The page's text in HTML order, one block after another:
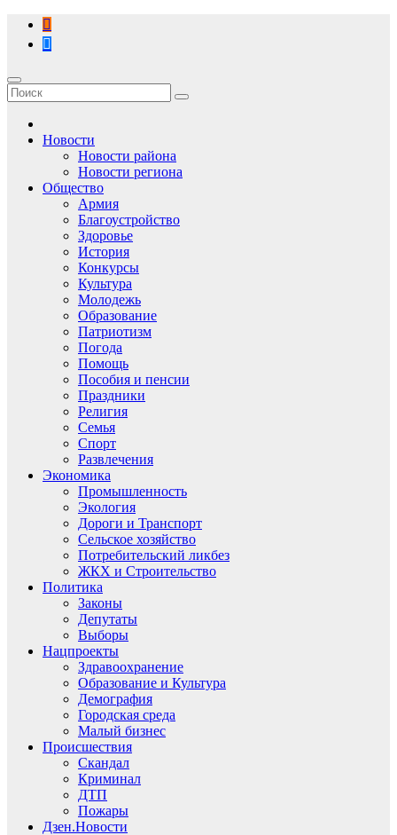
Перейти
содержимому
Новости
Новости района
Новости региона
Общество
Армия
Благоустройство
Здоровье
История
Конкурсы
Культура
Молодежь
Образование
Патриотизм
Погода
Помощь
Пособия и пенсии
Праздники
Религия
Семья
Спорт
Развлечения
Экономика
Промышленность
Экология
Дороги и Транспорт
Сельское хозяйство
Потребительский ликбез
ЖКХ и Строительство
Политика
Законы
Депутаты
Выборы
Нацпроекты
Здравоохранение
Образование и Культура
Демография
Городская среда
Малый бизнес
Происшествия
Скандал
Криминал
ДТП
Пожары
Дзен.Новости